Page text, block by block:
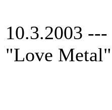
10.3.2003 ---
"Love Metal"